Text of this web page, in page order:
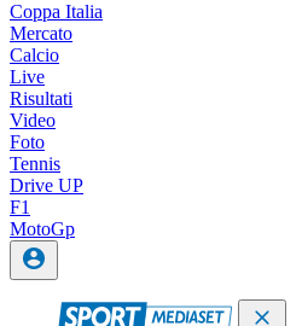
Coppa Italia
Mercato
Calcio
Live
Risultati
Video
Foto
Tennis
Drive UP
F1
MotoGp